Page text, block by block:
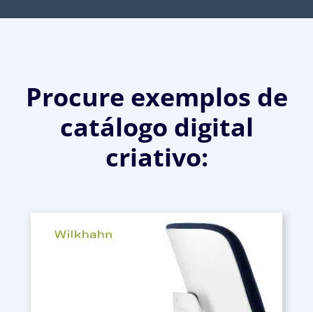
Procure exemplos de
catálogo digital
criativo: